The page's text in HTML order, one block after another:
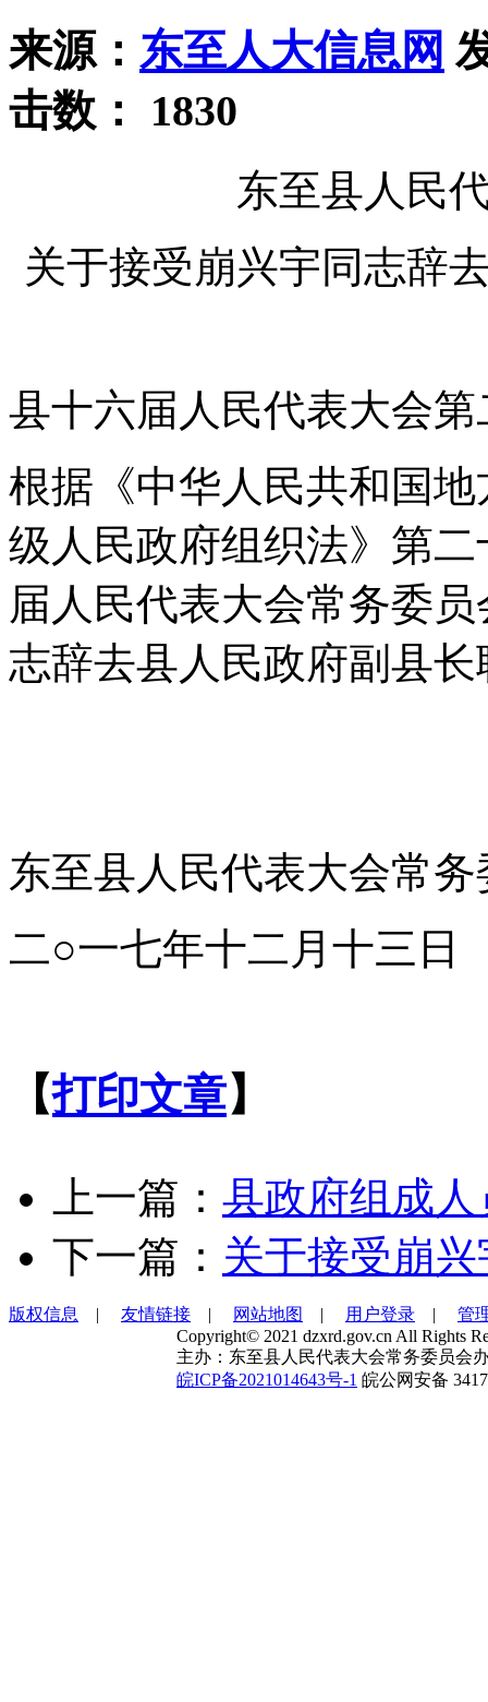
来源： 东至人大信息网
击数： 1830
东至县人民
关于接受崩兴宇同志辞
县十六届人民代表大会
根据《中华人民共和国
级人民政府组织法》第
届人民代表大会常务委
志辞去县人民政府副县
东至县人民代表大会常务
二○一七年十二月十三日
【打印文章】
上一篇： 县政府组成
下一篇： 关于接受崩
版权信息 | 友情链接 | 网站地图 | 用户登录 | 管
Copyright© 2021 dzxrd.gov.cn All Rights
主办：东至县人民代表大会常务委员会
皖ICP备2021014643号-1 皖公网安备